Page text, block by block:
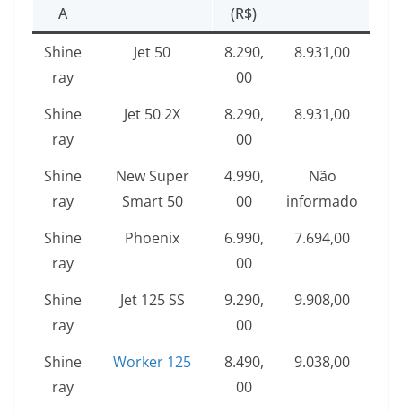
A
(R$)
Shine
ray
Jet 50
8.290,
00
8.931,00
Shine
ray
Jet 50 2X
8.290,
00
8.931,00
Shine
ray
New Super
Smart 50
4.990,
00
Não
informado
Shine
ray
Phoenix
6.990,
00
7.694,00
Shine
ray
Jet 125 SS
9.290,
00
9.908,00
Shine
ray
Worker 125
8.490,
00
9.038,00